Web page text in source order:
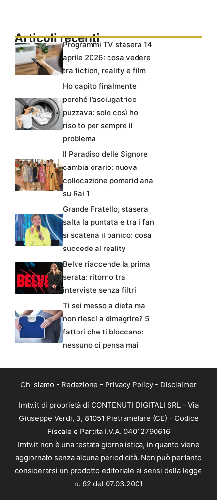
Articoli recentiProgrammi TV stasera 14
aprile 2026: cosa vedere
tra fiction, reality e film
Ho capito finalmente
perché l’asciugatrice
puzzava: solo così ho
risolto per sempre il
problema
Il Paradiso delle Signore
cambia orario: nuova
collocazione pomeridiana
su Rai 1
Grande Fratello, stasera
salta la puntata e tra i fan
si scatena il panico: cosa
succede al reality
Belve riaccende la prima
serata: ritorno tra
interviste senza filtri
Ti sei messo a dieta ma
non riesci a dimagrire? 5
fattori che ti bloccano:
nessuno ci pensa mai
Chi siamo Redazione Privacy Policy Disclaimer
Imtv.it di proprietà di CONTENUTI DIGITALI SRL - Via
Giuseppe Verdi, 3, 81051 Pietramelare (CE) - Codice
Fiscale e Partita I.V.A. 04012790616
Imtv.it non è una testata giornalistica, in quanto viene
aggiornato senza alcuna periodicità. Non può pertanto
considerarsi un prodotto editoriale ai sensi della legge
n. 62 del 07.03.2001